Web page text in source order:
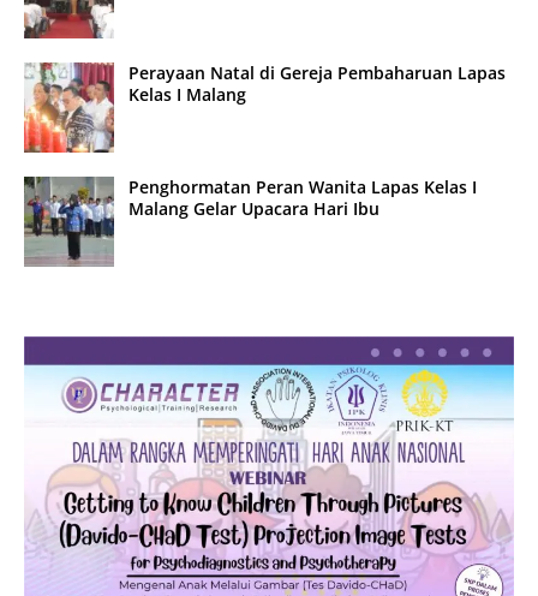
Perayaan Natal di Gereja Pembaharuan Lapas
Kelas I Malang
Penghormatan Peran Wanita Lapas Kelas I
Malang Gelar Upacara Hari Ibu